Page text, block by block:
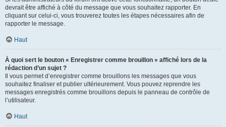
devrait être affiché à côté du message que vous souhaitez rapporter. En
cliquant sur celui-ci, vous trouverez toutes les étapes nécessaires afin de
rapporter le message.
Haut
À quoi sert le bouton « Enregistrer comme brouillon » affiché lors de la
rédaction d’un sujet ?
Il vous permet d’enregistrer comme brouillons les messages que vous
souhaitez finaliser et publier ultérieurement. Vous pouvez reprendre les
messages enregistrés comme brouillons depuis le panneau de contrôle de
l’utilisateur.
Haut